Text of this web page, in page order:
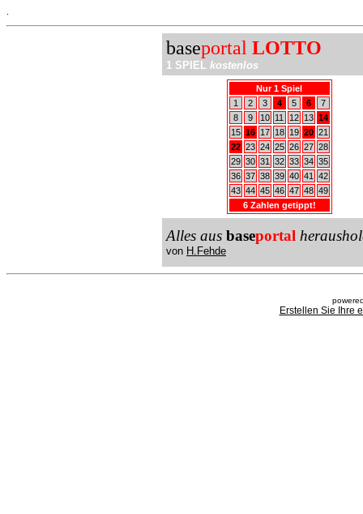
baseportal LOTTO
1 SPIEL kostenlos
Nur 1 Spiel
1
2 3 4 5 6
7
8
9 10 11 12 13 14
15 16 17 18 19 20 21
22 23 24 25 26 27 28
29 30 31 32 33 34 35
36 37 38 39 40 41
42
43 44 45 46 47 48 49
6 Zahlen getippt!
Alles aus baseportal
von H.Fehde
Erstellen Sie Ihre